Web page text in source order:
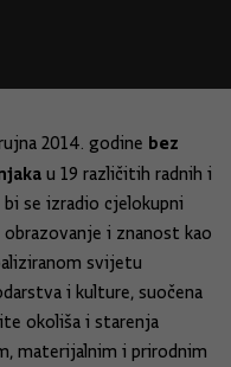
2014. godine bez
u 19 različitih radnih i
se izradio cjelokupni
i znanost kao
svijetu
i kulture, suočena
okoliša i starenja
materijalnim i prirodnim